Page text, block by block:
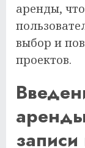
аренды,
выбор и
проектов.